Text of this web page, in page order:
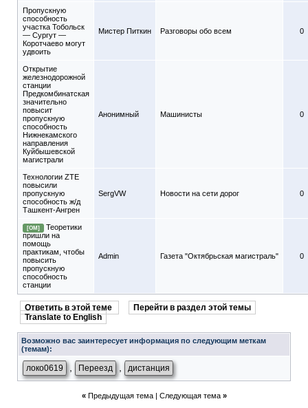
Пропускную
способность
участка Тобольск
— Сургут —
Коротчаево могут
удвоить
Мистер Питкин Разговоры обо всем 0
Открытие
железнодорожной
станции
Предкомбинатская
значительно
повысит
пропускную
способность
Нижнекамского
направления
Куйбышевской
магистрали
Анонимный Машинисты 0
Технологии ZTE
повысили
пропускную
способность ж/д
Ташкент-Ангрен
SergVW Новости на сети дорог 0
[ОМ]
Теоретики
пришли на
помощь
практикам, чтобы
повысить
пропускную
способность
станции
Admin Газета "Октябрьская магистраль" 0
Ответить в этой теме
Перейти в раздел этой темы
Translate to English
Возможно вас заинтересует информация по следующим меткам
(темам):
локо0619 Переезд дистанция
« Предыдущая тема| Следующая тема »